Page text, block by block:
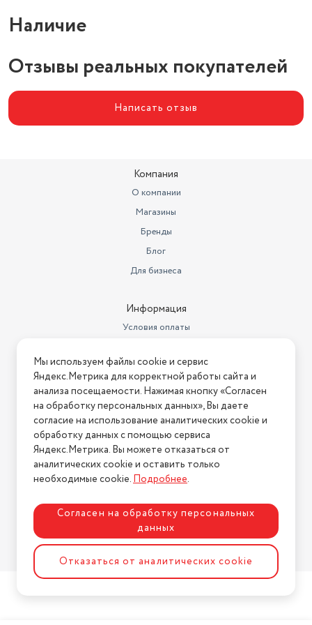
Особенности крышки
Наличие
Отзывы реальных покупателей
Написать отзыв
Компания
О компании
Магазины
Бренды
Блог
Для бизнеса
Информация
Условия оплаты
Условия возврата
Нашли ошибку на сайте? Напишите нам
2026 © Интернет-магазин "АстМаркет". У нас есть всё!
Политика конфиденциальности
Разработка сайтаASTDESIGN
Мы используем файлы cookie и сервис
Яндекс.Метрика для корректной работы сайта и
анализа посещаемости. Нажимая кнопку «Согласен
на обработку персональных данных», Вы даете
согласие на использование аналитических cookie и
обработку данных с помощью сервиса
Яндекс.Метрика. Вы можете отказаться от
аналитических cookie и оставить только
необходимые cookie.Подробнее.
Согласен на обработку персональных
данных
Отказаться от аналитических cookie